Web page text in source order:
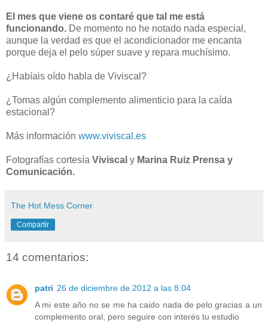
El mes que viene os contaré que tal me está
funcionando. De momento no he notado nada especial,
aunque la verdad es que el acondicionador me encanta
porque deja el pelo súper suave y repara muchísimo.
¿Habíais oído habla de Viviscal?
¿Tomas algún complemento alimenticio para la caída
estacional?
Más información www.viviscal.es
Fotografías cortesía Viviscal y Marina Ruiz Prensa y
Comunicación.
The Hot Mess Corner
Compartir
14 comentarios:
patri 26 de diciembre de 2012 a las 8:04
A mi este año no se me ha caido nada de pelo gracias a un
complemento oral, pero seguire con interés tu estudio